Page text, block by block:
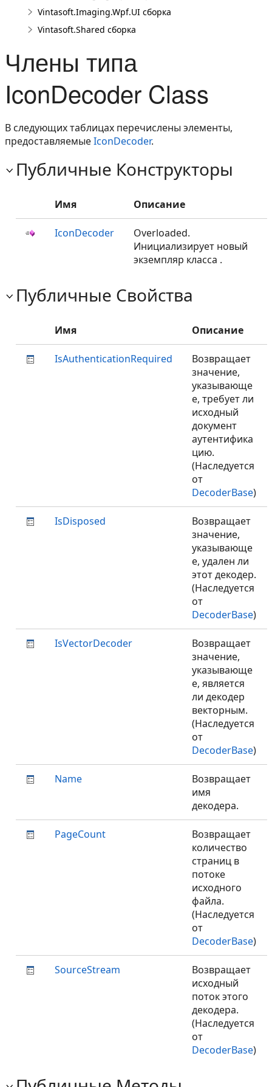
Vintasoft.Imaging.Wpf.UI сборка
Vintasoft.Shared сборка
Члены типа
IconDecoder Class
В следующих таблицах перечислены элементы,
предоставляемыеIconDecoder.
Публичные Конструкторы
Имя Описание
IconDecoder
Overloaded.
Инициализирует новый
экземпляр класса .
Публичные Свойства
Имя Описание
IsAuthenticationRequired
Возвращает
значение,
указывающе
е, требует ли
исходный
документ
аутентифика
цию.
(Наследуется
от
DecoderBase)
IsDisposed
Возвращает
значение,
указывающе
е, удален ли
этот декодер.
(Наследуется
от
DecoderBase)
IsVectorDecoder
Возвращает
значение,
указывающе
е, является
ли декодер
векторным.
(Наследуется
от
DecoderBase)
Name
Возвращает
имя
декодера.
PageCount
Возвращает
количество
страниц в
потоке
исходного
файла.
(Наследуется
от
DecoderBase)
SourceStream
Возвращает
исходный
поток этого
декодера.
(Наследуется
от
DecoderBase)